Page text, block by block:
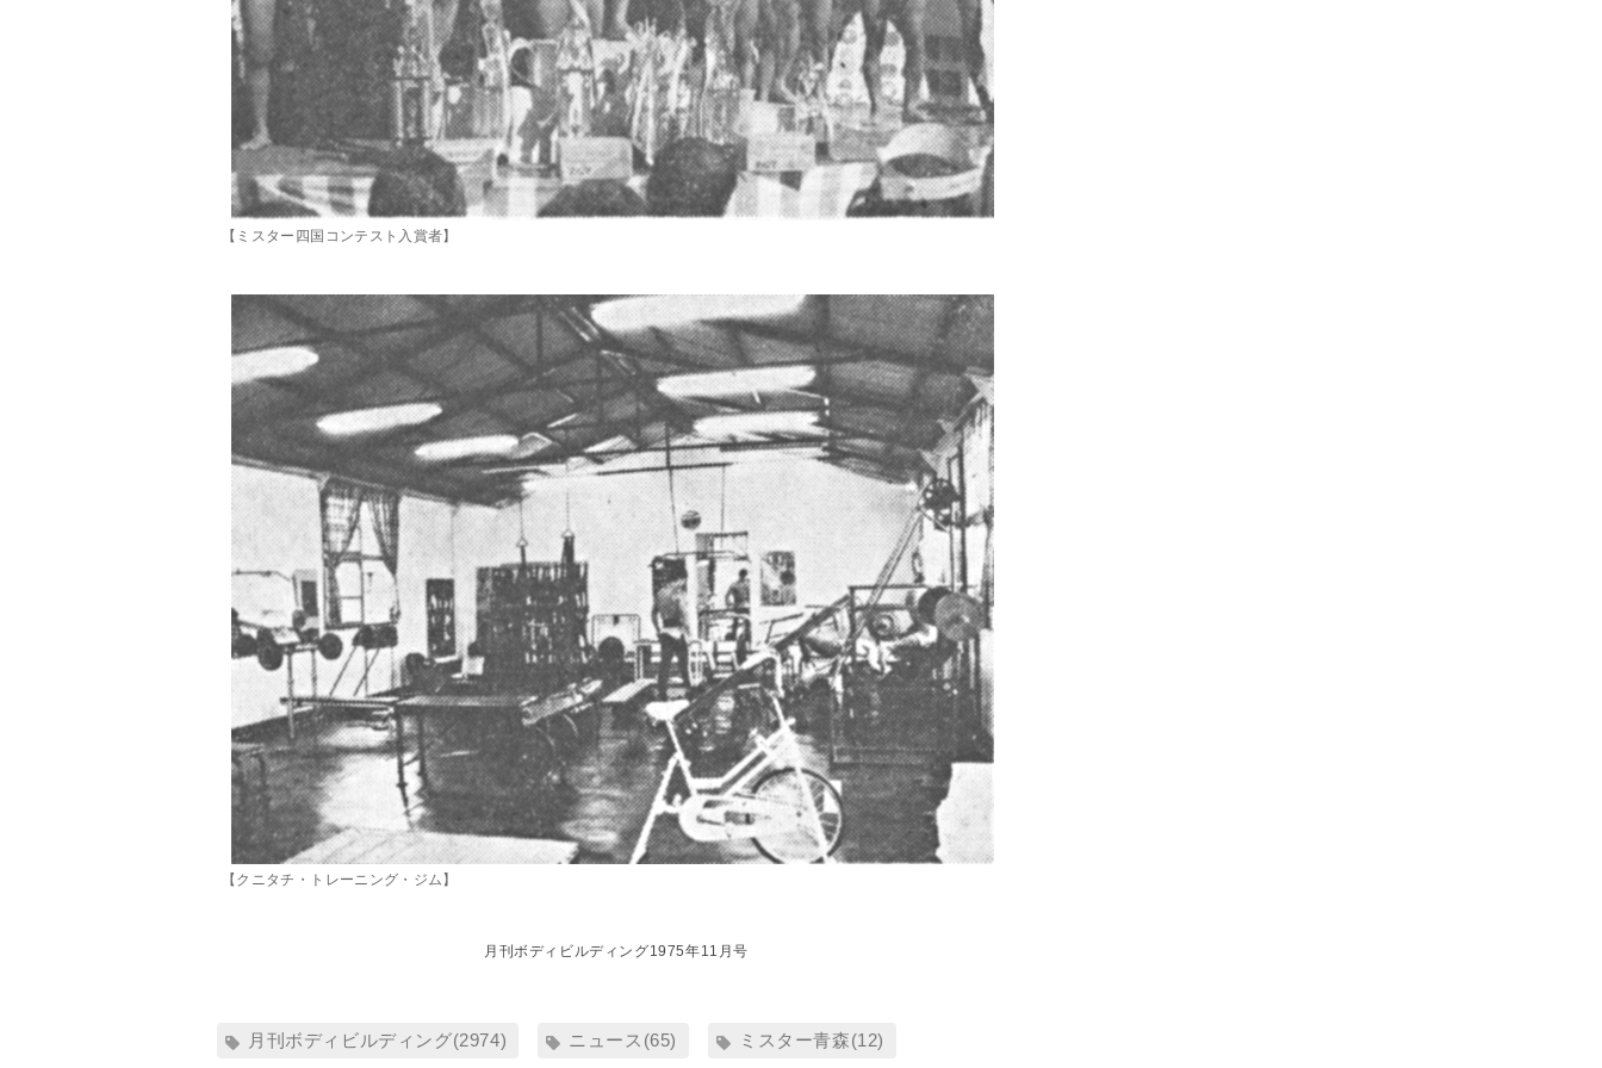
【ミスター四国コンテスト入賞者】
【クニタチ・トレーニング・ジム】
月刊ボディビルディング1975年11月号
月刊ボディビルディング(2974) ニュース(65) ミスター青森(12)